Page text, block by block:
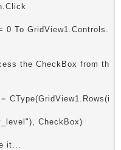
0 To GridView1.Controls.
the CheckBox from th
CType(GridView1.Rows(i
CheckBox)
it...